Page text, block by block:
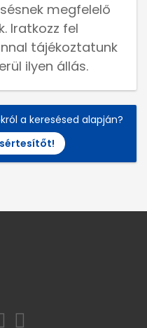
megfelelő
Iratkozz fel
tájékoztatunk
ilyen állás.
a keresésed alapján?